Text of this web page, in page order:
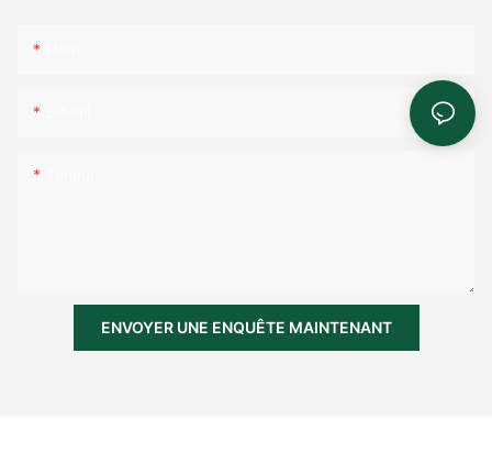
ENVOYER UNE ENQUÊTE MAINTENANT